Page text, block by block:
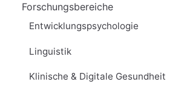
Forschungsbereiche
Entwicklungspsychologie
Linguistik
Klinische & Digitale Gesundheit